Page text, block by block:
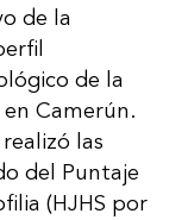
de la
de la
Camerún.
las
del Puntaje
(HJHS por